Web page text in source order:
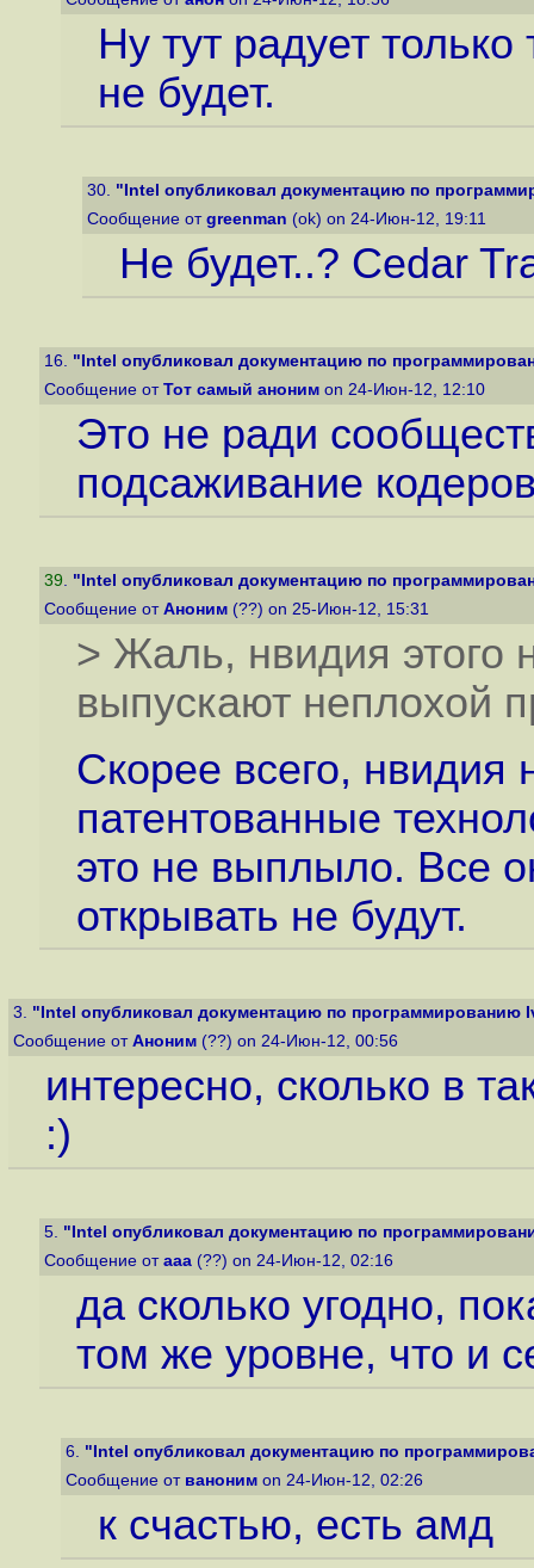
Ну тут радует только
не будет.
30. "Intel опубликовал документацию по
Сообщение от greenman (ok) on 24-Июн-12, 19:11
Не будет..? Cedar
16. "Intel опубликовал документацию по
Сообщение от Тот самый аноним on 24-Июн-12, 12:10
Это не ради
подсаживание
39. "Intel опубликовал документацию по
Сообщение от Аноним (??) on 25-Июн-12, 15:31
> Жаль, нвидия этого
выпускают неплохой
Скорее всего, нвидия
патентованные
это не выплыло. Все
открывать не будут.
3. "Intel опубликовал документацию по программированию
Сообщение от Аноним (??) on 24-Июн-12, 00:56
интересно, сколько в
:)
5. "Intel опубликовал документацию по
Сообщение от ааа (??) on 24-Июн-12, 02:16
да сколько угодно,
том же уровне, что и
6. "Intel опубликовал документацию по
Сообщение от ваноним on 24-Июн-12, 02:26
к счастью, есть амд